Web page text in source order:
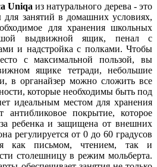
Uniqa из натурального дерева - это
занятий в домашних условиях,
для хранения школьных
выдвижной ящик, пенал с
и надстройка с полками. Чтобы
с максимальной пользой, вы
ящике тетради, небольшие
в органайзер можно сложить все
которые необходимы быть под
идеальным местом для хранения
антибликовое покрытие, которое
ребенка и защищена от внешних
регулируется от 0 до 60 градусов
как письмом, чтением, так и
столешницу в режим мольберта.